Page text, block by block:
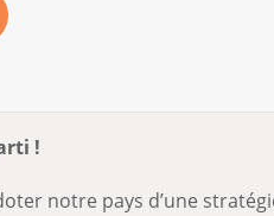
!
notre pays d’une